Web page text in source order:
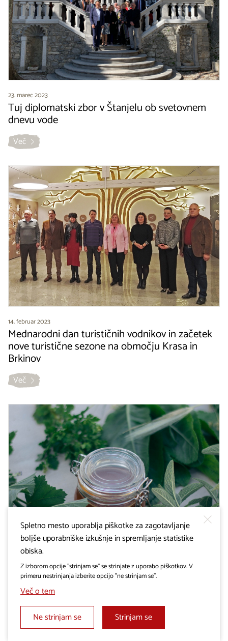
23. marec 2023
Tuj diplomatski zbor v Štanjelu ob svetovnem
dnevu vode
Več
14. februar 2023
Mednarodni dan turističnih vodnikov in začetek
nove turistične sezone na območju Krasa in
Brkinov
Več
Sklenitev verige eko zelišč od Dolenjske do
Krasa v skupnem LAS projektu
Več
Spletno mesto uporablja piškotke za zagotavljanje
boljše uporabniške izkušnje in spremljanje statistike
obiska.
Z izborom opcije "strinjam se" se strinjate z uporabo piškotkov. V
primeru nestrinjanja izberite opcijo "ne strinjam se".
Več o tem
Ne strinjam se
Strinjam se